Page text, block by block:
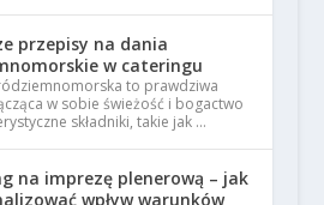
przepisy na dania
w cateringu
to prawdziwa
w sobie świeżość i bogactwo
składniki, takie jak …
na imprezę plenerową – jak
wpływ warunków